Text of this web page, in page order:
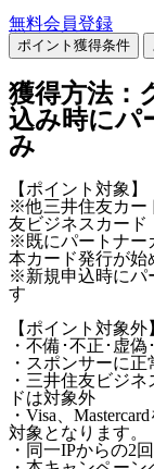
無料会員登録
ポイント獲得条件
獲得方法：
込み時にパ
み
【ポイント対象】
※他三井住友カー
友ビジネスカード
※既にパートナー
本カード発行が始
※新規申込時にパ
す
【ポイント対象外
・不備･不正･虚
・スポンサーに
・三井住友ビジ
ドは対象外
・Visa、
対象となります。
・同一IPからの2